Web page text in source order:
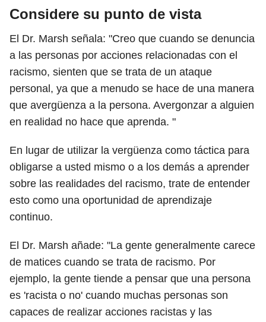
Considere su punto de vista
El Dr. Marsh señala: "Creo que cuando se denuncia
a las personas por acciones relacionadas con el
racismo, sienten que se trata de un ataque
personal, ya que a menudo se hace de una manera
que avergüenza a la persona. Avergonzar a alguien
en realidad no hace que aprenda. "
En lugar de utilizar la vergüenza como táctica para
obligarse a usted mismo o a los demás a aprender
sobre las realidades del racismo, trate de entender
esto como una oportunidad de aprendizaje
continuo.
El Dr. Marsh añade: "La gente generalmente carece
de matices cuando se trata de racismo. Por
ejemplo, la gente tiende a pensar que una persona
es 'racista o no' cuando muchas personas son
capaces de realizar acciones racistas y las